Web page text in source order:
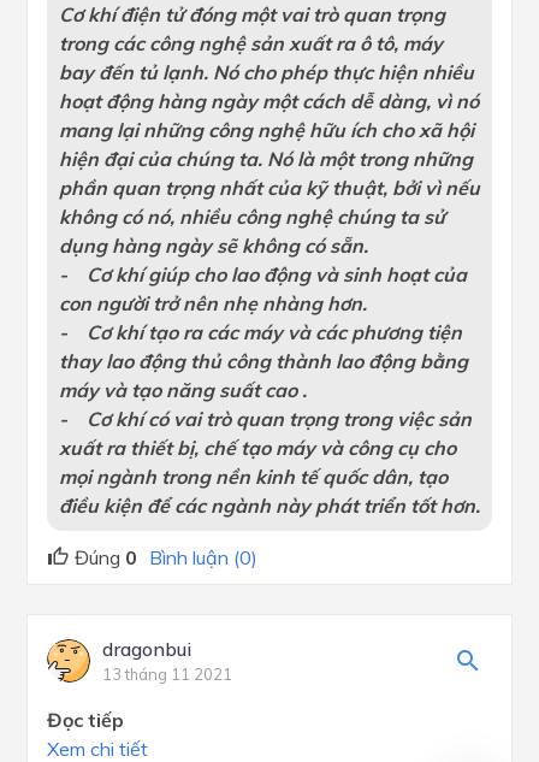
Cơ khí điện tử đóng một vai trò quan trọng
trong các công nghệ sản xuất ra ô tô, máy
bay đến tủ lạnh. Nó cho phép thực hiện nhiều
hoạt động hàng ngày một cách dễ dàng, vì nó
mang lại những công nghệ hữu ích cho xã hội
hiện đại của chúng ta. Nó là một trong những
phần quan trọng nhất của kỹ thuật, bởi vì nếu
không có nó, nhiều công nghệ chúng ta sử
dụng hàng ngày sẽ không có sẵn.
- Cơ khí giúp cho lao động và sinh hoạt của
con người trở nên nhẹ nhàng hơn.
- Cơ khí tạo ra các máy và các phương tiện
thay lao động thủ công thành lao động bằng
máy và tạo năng suất cao .
- Cơ khí có vai trò quan trọng trong việc sản
xuất ra thiết bị, chế tạo máy và công cụ cho
mọi ngành trong nền kinh tế quốc dân, tạo
điều kiện để các ngành này phát triển tốt hơn.
Đúng 0 Bình luận (0)
dragonbui
13 tháng 11 2021
Đọc tiếp
Xem chi tiết